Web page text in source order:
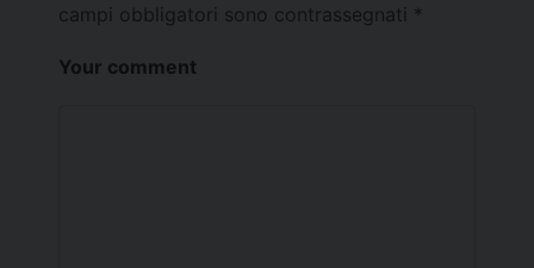
campi obbligatori sono contrassegnati *
Your comment